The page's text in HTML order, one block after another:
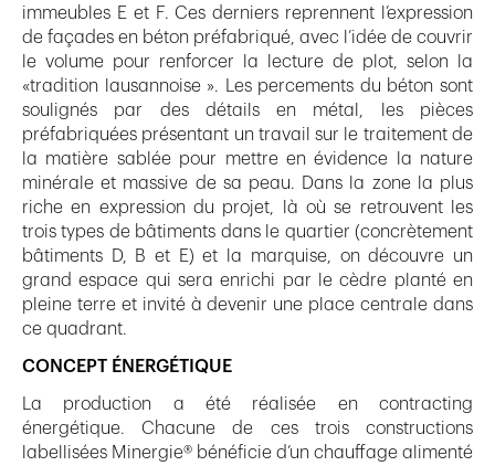
immeubles E et F. Ces derniers reprennent l’expression
de façades en béton préfabriqué, avec l’idée de couvrir
le volume pour renforcer la lecture de plot, selon la
«tradition lausannoise ». Les percements du béton sont
soulignés par des détails en métal, les pièces
préfabriquées présentant un travail sur le traitement de
la matière sablée pour mettre en évidence la nature
minérale et massive de sa peau. Dans la zone la plus
riche en expression du projet, là où se retrouvent les
trois types de bâtiments dans le quartier (concrètement
bâtiments D, B et E) et la marquise, on découvre un
grand espace qui sera enrichi par le cèdre planté en
pleine terre et invité à devenir une place centrale dans
ce quadrant.
CONCEPT ÉNERGÉTIQUE
La production a été réalisée en contracting
énergétique. Chacune de ces trois constructions
labellisées Minergie® bénéficie d’un chauffage alimenté